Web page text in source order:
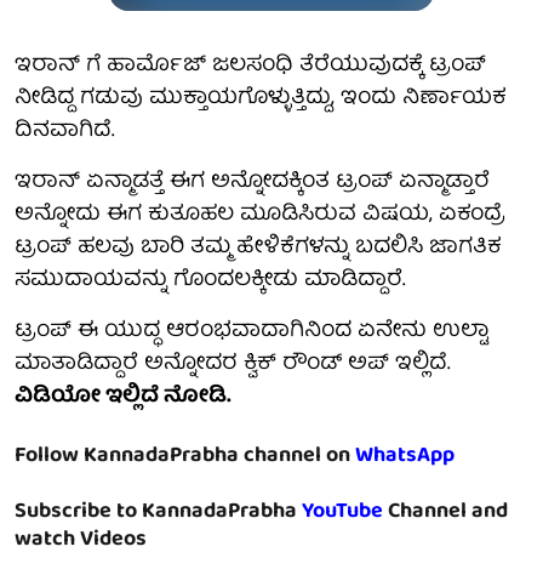
ಇರಾನ್ ಗೆ ಹಾರ್ಮೊಜ್ ಜಲಸಂಧಿ ತೆರೆಯುವುದಕ್ಕೆ ಟ್ರಂಪ್
ನೀಡಿದ್ದ ಗಡುವು ಮುಕ್ತಾಯಗೊಳ್ಳುತ್ತಿದ್ದು, ಇಂದು ನಿರ್ಣಾಯಕ
ದಿನವಾಗಿದೆ.
ಇರಾನ್ ಏನ್ಮಾಡತ್ತೆ ಈಗ ಅನ್ನೋದಕ್ಕಿಂತ ಟ್ರಂಪ್ ಏನ್ಮಾಡ್ತಾರೆ
ಅನ್ನೋದು ಈಗ ಕುತೂಹಲ ಮೂಡಿಸಿರುವ ವಿಷಯ, ಏಕಂದ್ರೆ
ಟ್ರಂಪ್ ಹಲವು ಬಾರಿ ತಮ್ಮ ಹೇಳಿಕೆಗಳನ್ನು ಬದಲಿಸಿ ಜಾಗತಿಕ
ಸಮುದಾಯವನ್ನು ಗೊಂದಲಕ್ಕೀಡು ಮಾಡಿದ್ದಾರೆ.
ಟ್ರಂಪ್ ಈ ಯುದ್ಧ ಆರಂಭವಾದಾಗಿನಿಂದ ಏನೇನು ಉಲ್ಟಾ
ಮಾತಾಡಿದ್ದಾರೆ ಅನ್ನೋದರ ಕ್ವಿಕ್ ರೌಂಡ್ ಅಪ್ ಇಲ್ಲಿದೆ.
ವಿಡಿಯೋ ಇಲ್ಲಿದೆ ನೋಡಿ.
Follow KannadaPrabha channel onWhatsApp
Subscribe to KannadaPrabhaYouTubeChannel and
watch Videos